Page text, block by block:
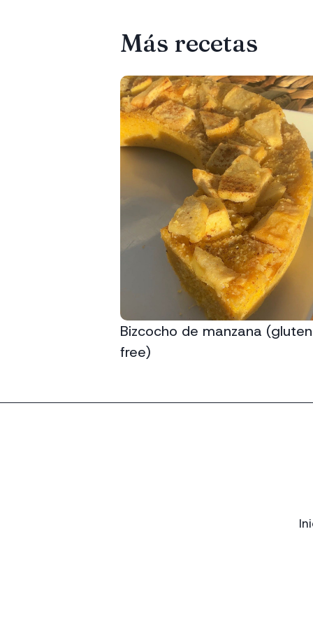
Más recetas
Bizcocho de manzana (gluten
free)